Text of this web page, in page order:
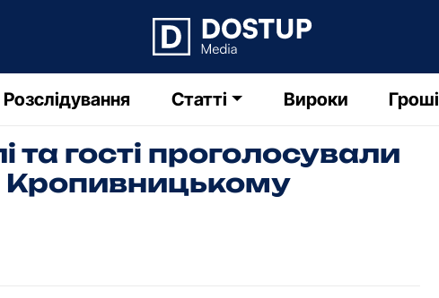
Розслідування Статті Вироки Гроші
та гості проголосували
Кропивницькому